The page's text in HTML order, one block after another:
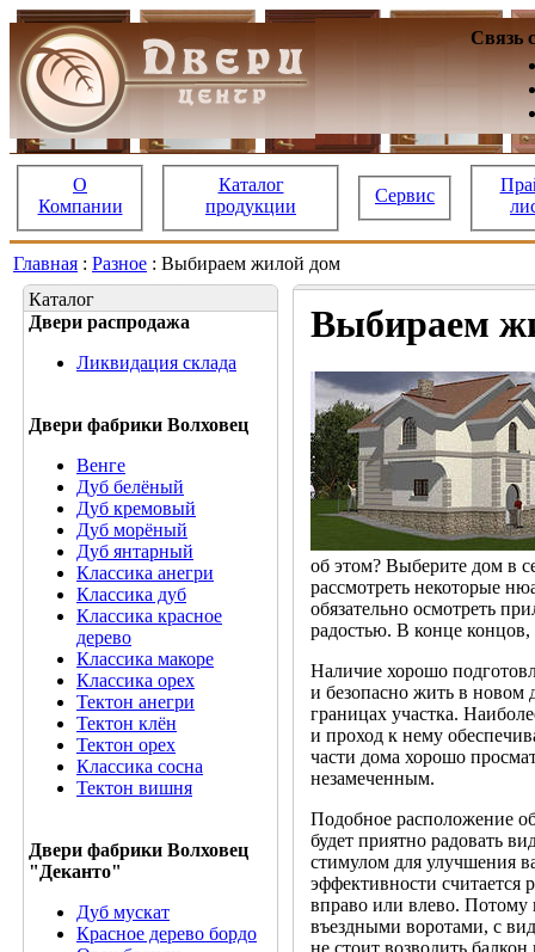
Связь
О
Компании
Каталог
продукции
Сервис
Главная : Разное : Выбираем жилой дом
Каталог
Двери распродажа
Ликвидация склада
Двери фабрики Волховец
Венге
Дуб белёный
Дуб кремовый
Дуб морёный
Дуб янтарный
Классика анегри
Классика дуб
Классика красное
дерево
Классика макоре
Классика орех
Тектон анегри
Тектон клён
Тектон орех
Классика сосна
Тектон вишня
Двери фабрики Волховец
"Деканто"
Дуб мускат
Красное дерево бордо
Выбираем
об этом? Выберите дом в
рассмотреть некоторые
обязательно осмотреть
радостью. В конце концов,
Наличие хорошо
и безопасно жить в новом
границах участка.
и проход к нему
части дома хорошо
незамеченным.
Подобное расположение
будет приятно радовать
стимулом для улучшения
эффективности считается
вправо или влево. Потому
въездными воротами, с